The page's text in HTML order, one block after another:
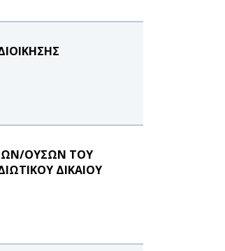
ΟΥΣΩΝ ΤΟΥ
ΔΙΚΑΙΟΥ